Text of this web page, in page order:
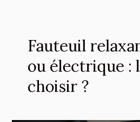
Fauteuil
ou électrique :
choisir ?